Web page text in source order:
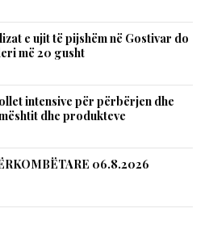
e ujit të pijshëm në Gostivar do
më 20 gusht
intensive për përbërjen dhe
dhe produkteve
06.8.2026